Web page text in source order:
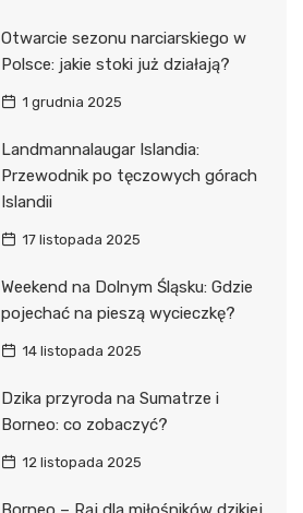
Otwarcie sezonu narciarskiego w
Polsce: jakie stoki już działają?
1 grudnia 2025
Landmannalaugar Islandia:
Przewodnik po tęczowych górach
Islandii
17 listopada 2025
Weekend na Dolnym Śląsku: Gdzie
pojechać na pieszą wycieczkę?
14 listopada 2025
Dzika przyroda na Sumatrze i
Borneo: co zobaczyć?
12 listopada 2025